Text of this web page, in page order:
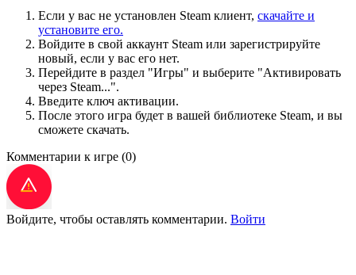
Если у вас не установлен Steam клиент, скачайте и
установите его.
Войдите в свой аккаунт Steam или зарегистрируйте
новый, если у вас его нет.
Перейдите в раздел "Игры" и выберите "Активировать
через Steam...".
Введите ключ активации.
После этого игра будет в вашей библиотеке Steam, и вы
сможете скачать.
Комментарии к игре (0)
Войдите, чтобы оставлять комментарии. Войти